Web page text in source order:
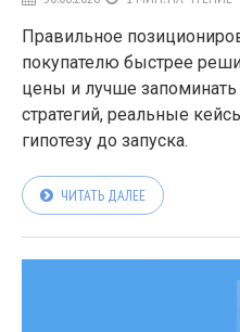
Правильное
покупателю быстрее
цены и лучше запоминать
стратегий, реальные
гипотезу до запуска.
ЧИТАТЬ ДАЛЕЕ